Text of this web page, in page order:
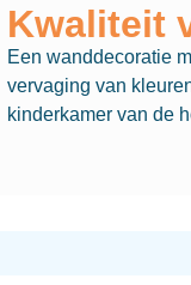
Kwaliteit
Een wanddecoratie
vervaging van
kinderkamer van de